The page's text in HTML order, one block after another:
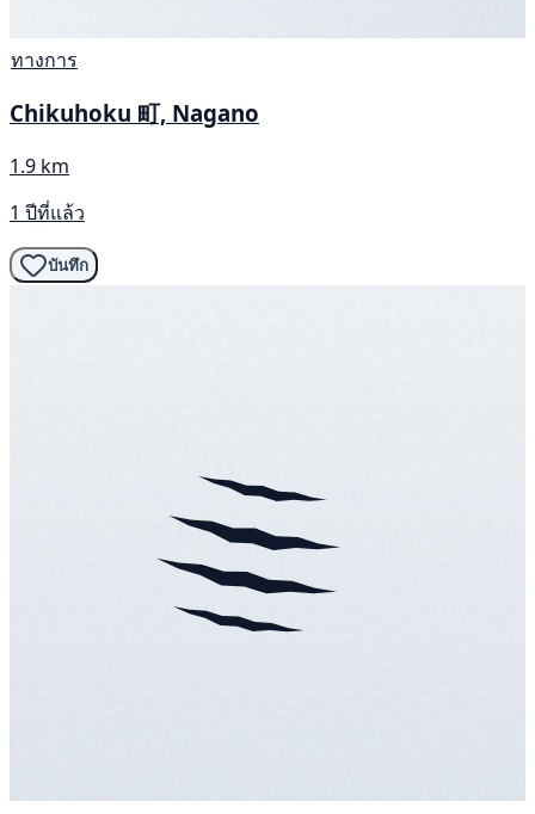
ทางการ
Chikuhoku 町, Nagano
1.9 km
1 ปีที่แล้ว
บันทึก